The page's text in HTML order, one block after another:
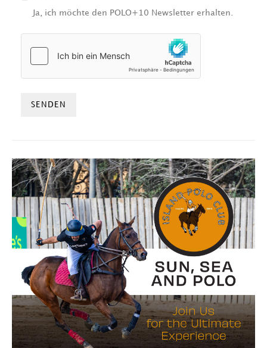
Ja, ich möchte den POLO+10 Newsletter erhalten.